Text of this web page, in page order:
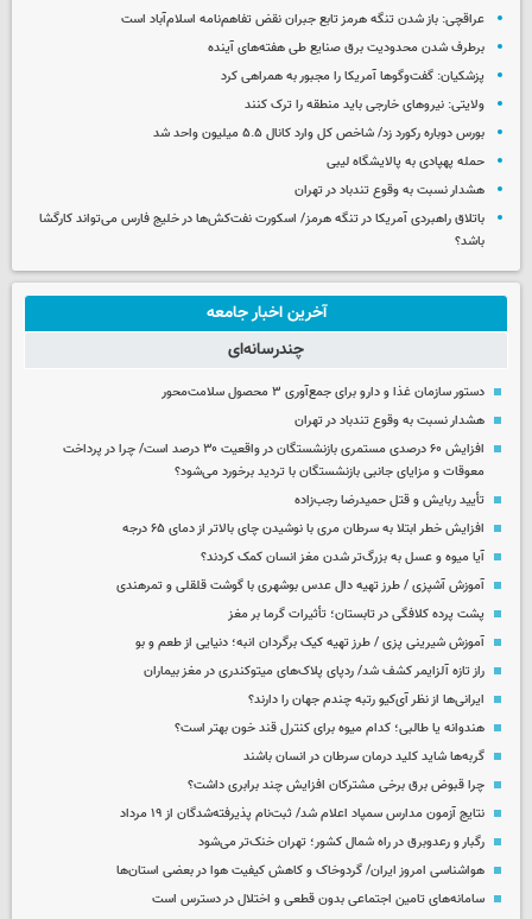
عراقچی: باز شدن تنگه هرمز تابع جبران نقض تفاهم‌نامه اسلام‌آباد است
برطرف شدن محدودیت‌ برق صنایع طی هفته‌های آینده
پزشکیان: گفت‌وگوها آمریکا را مجبور به همراهی کرد
ولایتی: نیروهای خارجی باید منطقه را ترک کنند
بورس دوباره رکورد زد/ شاخص کل وارد کانال ۵.۵ میلیون واحد شد
حمله پهپادی به پالایشگاه لیبی
هشدار نسبت به وقوع تندباد در تهران
باتلاق راهبردی آمریکا در تنگه هرمز/ اسکورت نفت‌کش‌ها در خلیج فارس می‌تواند کارگشا
باشد؟
آخرین اخبار جامعه
چندرسانه‌ای
دستور سازمان غذا و دارو برای جمع‌آوری ۳ محصول سلامت‌محور
هشدار نسبت به وقوع تندباد در تهران
افزایش ۶۰ درصدی مستمری‌ بازنشستگان در واقعیت ۳۰ درصد است/ چرا در پرداخت
معوقات و مزایای جانبی بازنشستگان با تردید برخورد می‌شود؟
تأیید ربایش و قتل حمیدرضا رجب‌زاده
افزایش خطر ابتلا به سرطان مری با نوشیدن چای بالاتر از دمای ۶۵ درجه
آیا میوه و عسل به بزرگ‌تر شدن مغز انسان کمک کردند؟
آموزش آشپزی / طرز تهیه دال عدس بوشهری با گوشت قلقلی و تمرهندی
پشت پرده کلافگی در تابستان؛ تأثیرات گرما بر مغز
آموزش شیرینی پزی / طرز تهیه کیک برگردان انبه؛ دنیایی از طعم و بو
راز تازه آلزایمر کشف شد/ ردپای پلاک‌های میتوکندری در مغز بیماران
ایرانی‌ها از نظر آی‌کیو رتبه چندم جهان را دارند؟
هندوانه یا طالبی؛ کدام‌ میوه برای کنترل قند خون بهتر است؟
گربه‌ها شاید کلید درمان سرطان در انسان باشند
چرا قبوض برق برخی مشترکان افزایش چند برابری داشت؟
نتایج آزمون مدارس سمپاد اعلام شد/ ثبت‌نام پذیرفته‌شدگان از ۱۹ مرداد
رگبار و رعدوبرق در راه شمال کشور؛ تهران خنک‌تر می‌شود
هواشناسی امروز ایران/ گردوخاک و کاهش کیفیت هوا در بعضی استان‌ها
سامانه‌های تامین اجتماعی بدون قطعی و اختلال در دسترس است